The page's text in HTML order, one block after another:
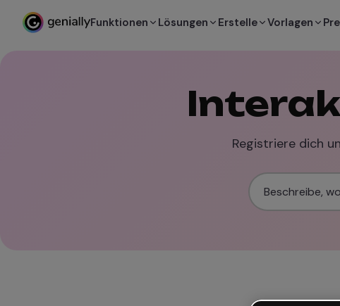
Funktionen Lösungen Erstelle Vorlagen
Registriere dich